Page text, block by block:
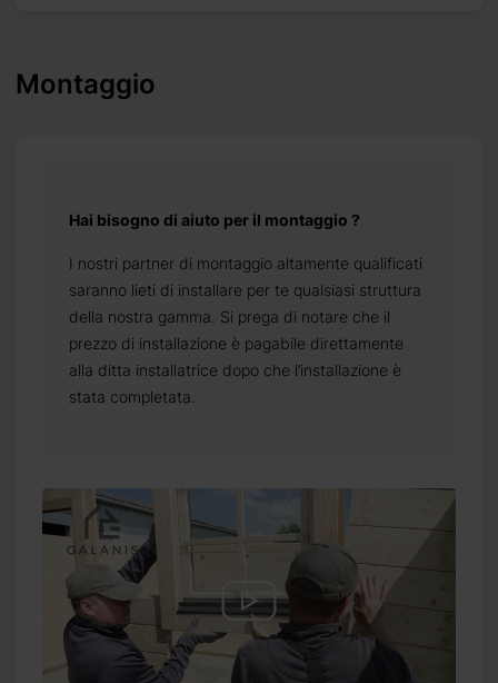
Montaggio
Hai bisogno di aiuto per il montaggio ?
I nostri partner di montaggio altamente qualificati
saranno lieti di installare per te qualsiasi struttura
della nostra gamma. Si prega di notare che il
prezzo di installazione è pagabile direttamente
alla ditta installatrice dopo che l’installazione è
stata completata.